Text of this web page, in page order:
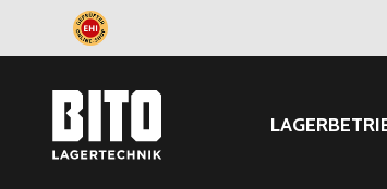
LAGER